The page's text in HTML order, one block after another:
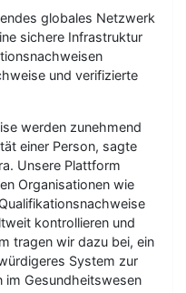
globales Netzwerk
sichere Infrastruktur
und verifizierte
werden zunehmend
einer Person, sagte
Unsere Plattform
Organisationen wie
kontrollieren und
tragen wir dazu bei, ein
System zur
im Gesundheitswesen